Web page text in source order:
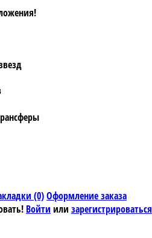
(0)Оформление заказа
Войти или зарегистрироваться